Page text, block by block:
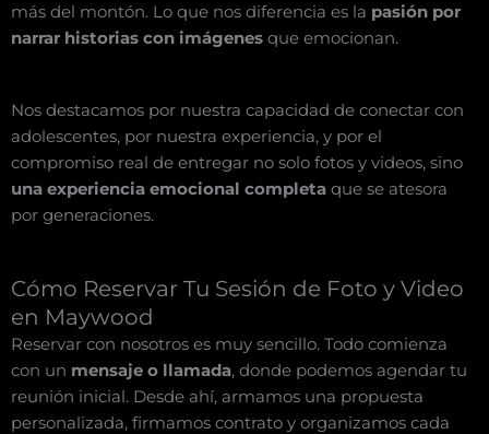
más del montón. Lo que nos diferencia es la pasión por
narrar historias con imágenes que emocionan.
Nos destacamos por nuestra capacidad de conectar con
adolescentes, por nuestra experiencia, y por el
compromiso real de entregar no solo fotos y videos, sino
una experiencia emocional completa que se atesora
por generaciones.
Cómo Reservar Tu Sesión de Foto y Video
en Maywood
Reservar con nosotros es muy sencillo. Todo comienza
con un mensaje o llamada, donde podemos agendar tu
reunión inicial. Desde ahí, armamos una propuesta
personalizada, firmamos contrato y organizamos cada